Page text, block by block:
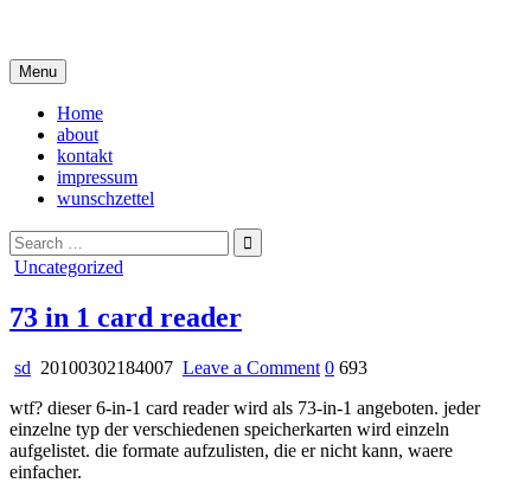
content
Menu
Home
about
kontakt
impressum
wunschzettel
Search
for:
Posted
Uncategorized
73 in 1 card reader
sd 20100302184007 Leave a Commenton
in
1
card
0 693
wtf? dieser 6-in-1 card reader wird als 73-in-1 angeboten. jeder
einzelne typ der verschiedenen speicherkarten wird einzeln
aufgelistet. die formate aufzulisten, die er nicht kann, waere
einfacher.